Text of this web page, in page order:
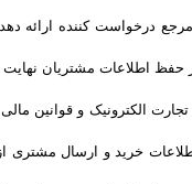
خرید و ارسال